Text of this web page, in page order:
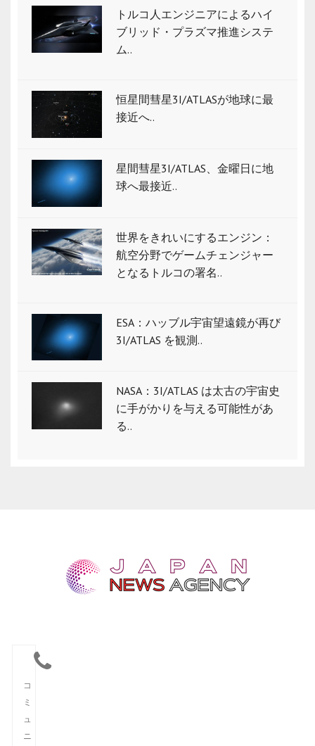
トルコ人エンジニアによるハイ
ブリッド・プラズマ推進システ
ム..
恒星間彗星3I/ATLASが地球に最
接近へ..
星間彗星3I/ATLAS、金曜日に地
球へ最接近..
世界をきれいにするエンジン：
航空分野でゲームチェンジャー
となるトルコの署名..
ESA：ハッブル宇宙望遠鏡が再び
3I/ATLAS を観測..
NASA：3I/ATLAS は太古の宇宙史
に手がかりを与える可能性があ
る..
コ
ミ
ュ
ニ